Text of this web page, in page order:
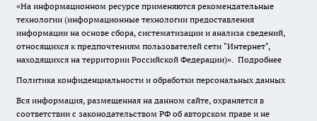
«На информационном ресурсе применяются рекомендательные
технологии (информационные технологии предоставления
информации на основе сбора, систематизации и анализа сведений,
относящихся к предпочтениям пользователей сети "Интернет",
находящихся на территории Российской Федерации)». Подробнее
Политика конфиденциальности и обработки персональных данных
Вся информация, размещенная на данном сайте, охраняется в
соответствии с законодательством РФ об авторском праве и не